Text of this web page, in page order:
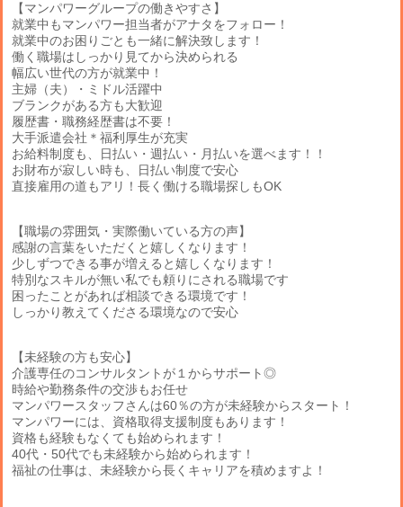
【マンパワーグループの働きやすさ】
就業中もマンパワー担当者がアナタをフォロー！
就業中のお困りごとも一緒に解決致します！
働く職場はしっかり見てから決められる
幅広い世代の方が就業中！
主婦（夫）・ミドル活躍中
ブランクがある方も大歓迎
履歴書・職務経歴書は不要！
大手派遣会社＊福利厚生が充実
お給料制度も、日払い・週払い・月払いを選べます！！
お財布が寂しい時も、日払い制度で安心
直接雇用の道もアリ！長く働ける職場探しもOK
【職場の雰囲気・実際働いている方の声】
感謝の言葉をいただくと嬉しくなります！
少しずつできる事が増えると嬉しくなります！
特別なスキルが無い私でも頼りにされる職場です
困ったことがあれば相談できる環境です！
しっかり教えてくださる環境なので安心
【未経験の方も安心】
介護専任のコンサルタントが１からサポート◎
時給や勤務条件の交渉もお任せ
マンパワースタッフさんは60％の方が未経験からスタート！
マンパワーには、資格取得支援制度もあります！
資格も経験もなくても始められます！
40代・50代でも未経験から始められます！
福祉の仕事は、未経験から長くキャリアを積めますよ！